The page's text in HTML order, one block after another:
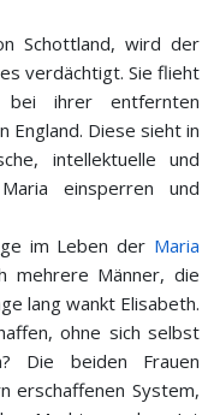
Schottland, wird der
verdächtigt. Sie flieht
bei ihrer entfernten
England. Diese sieht in
intellektuelle und
einsperren und
im Leben der Maria
mehrere Männer, die
lang wankt Elisabeth.
ohne sich selbst
Die beiden Frauen
erschaffenen System,